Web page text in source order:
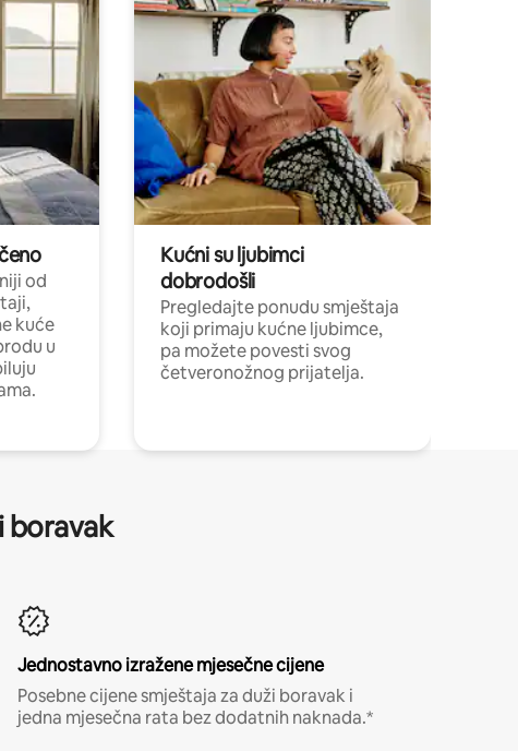
od
kuće
u
Kućni su ljubimci
dobrodošli
Pregledajte ponudu smještaja
koji primaju kućne ljubimce,
pa možete povesti svog
četveronožnog prijatelja.
boravak
Jednostavno izražene mjesečne cijene
Posebne cijene smještaja za duži boravak i
jedna mjesečna rata bez dodatnih naknada.*